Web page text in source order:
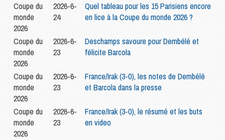
Coupe du
monde
2026
2026-6-
24
Quel tableau pour les 15 Parisiens encore
en lice à la Coupe du monde 2026 ?
Coupe du
monde
2026
2026-6-
23
Deschamps savoure pour Dembélé et
félicite Barcola
Coupe du
monde
2026
2026-6-
23
France/Irak (3-0), les notes de Dembélé
et Barcola dans la presse
Coupe du
monde
2026
2026-6-
23
France/Irak (3-0), le résumé et les buts
en video